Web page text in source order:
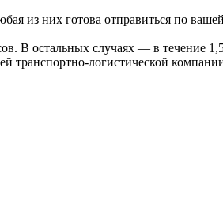
из них готова отправиться по вашей
В остальных случаях — в течение
транспортно-логистической